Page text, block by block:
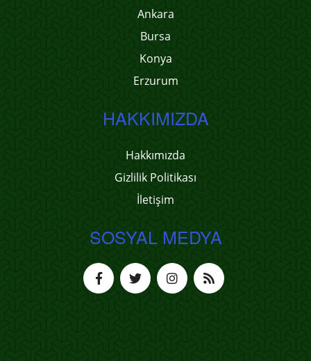
Ankara
Bursa
Konya
Erzurum
HAKKIMIZDA
Hakkımızda
Gizlilik Politikası
İletişim
SOSYAL MEDYA